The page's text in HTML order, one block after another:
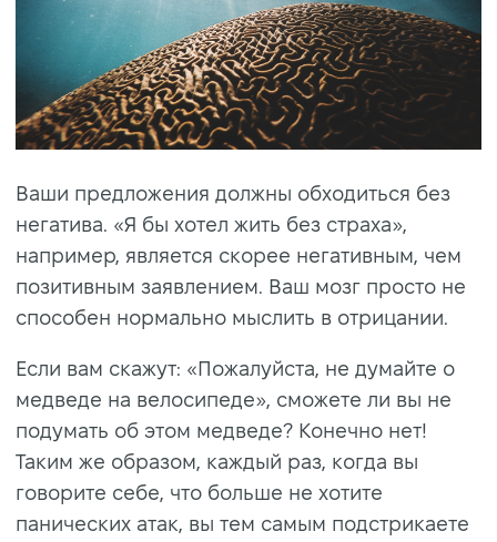
Ваши предложения должны обходиться без
негатива. «Я бы хотел жить без страха»,
например, является скорее негативным, чем
позитивным заявлением. Ваш мозг просто не
способен нормально мыслить в отрицании.
Если вам скажут: «Пожалуйста, не думайте о
медведе на велосипеде», сможете ли вы не
подумать об этом медведе? Конечно нет!
Таким же образом, каждый раз, когда вы
говорите себе, что больше не хотите
панических атак, вы тем самым подстрикаете